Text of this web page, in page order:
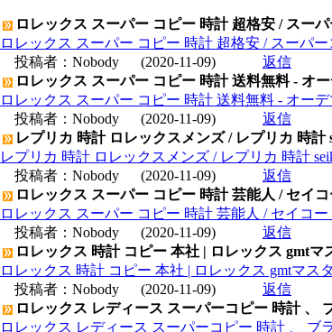
ロレックス スーパー コピー 時計 超格安 / スー
ロレックス スーパー コピー 時計 超格安 / スーパ
投稿者： Nobody (2020-11-09)
返信
ロレックス スーパー コピー 時計 送料無料 - オ
ロレックス スーパー コピー 時計 送料無料 - オー
投稿者： Nobody (2020-11-09)
返信
レプリカ 時計 ロレックスメンズ / レプリカ 時計
レプリカ 時計 ロレックスメンズ / レプリカ 時計
投稿者： Nobody (2020-11-09)
返信
ロレックス スーパー コピー 時計 芸能人 / セイ
ロレックス スーパー コピー 時計 芸能人 / セイコ
投稿者： Nobody (2020-11-09)
返信
ロレックス 時計 コピー 本社 | ロレックス gmt
ロレックス 時計 コピー 本社 | ロレックス gmtマス
投稿者： Nobody (2020-11-09)
返信
ロレックス レディース スーパーコピー 時計 、
ロレックス レディース スーパーコピー 時計 、 ブ